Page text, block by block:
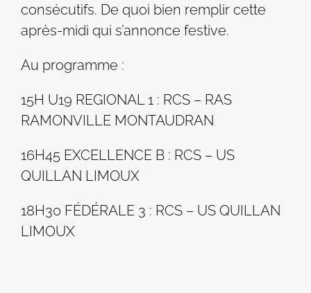
consécutifs. De quoi bien remplir cette
après-midi qui s’annonce festive.
Au programme :
15H U19 REGIONAL 1 : RCS – RAS
RAMONVILLE MONTAUDRAN
16H45 EXCELLENCE B : RCS – US
QUILLAN LIMOUX
18H30 FÉDÉRALE 3 : RCS – US QUILLAN
LIMOUX